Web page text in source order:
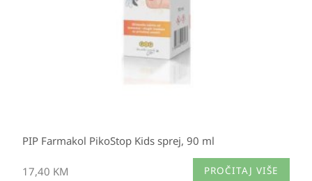
PIP Farmakol PikoStop Kids sprej, 90 ml
17,40 KM PROČITAJ VIŠE